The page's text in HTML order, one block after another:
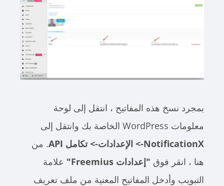
بمجرد نسخ هذه المفاتيح ، انتقل إلى لوحة
معلومات WordPress الخاصة بك وانتقل إلى
NotificationX-> الإعدادات-> تكامل API
. من
هنا ، انقر فوق"إعدادات Freemius"
علامة
التبويب وأدخل المفاتيح المعنية من ملف تعريف